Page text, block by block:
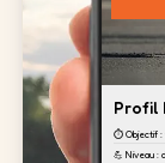
Profil
⏱️ Objectif :
💪 Niveau :